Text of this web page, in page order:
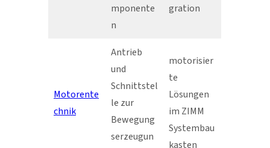
mponente
n
gration
Motorente
chnik
Antrieb
und
Schnittstel
le zur
Bewegung
serzeugun
motorisier
te
Lösungen
im ZIMM
Systembau
kasten